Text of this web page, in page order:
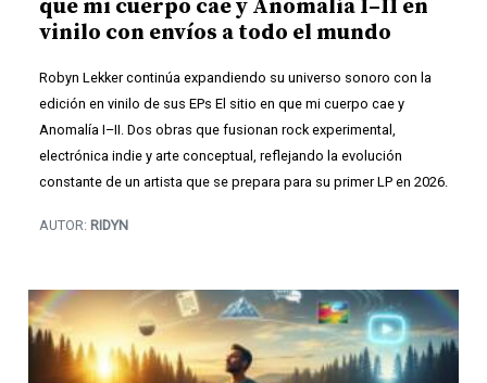
que mi cuerpo cae y Anomalía I–II en
vinilo con envíos a todo el mundo
Robyn Lekker continúa expandiendo su universo sonoro con la
edición en vinilo de sus EPs El sitio en que mi cuerpo cae y
Anomalía I–II. Dos obras que fusionan rock experimental,
electrónica indie y arte conceptual, reflejando la evolución
constante de un artista que se prepara para su primer LP en 2026.
AUTOR: RIDYN